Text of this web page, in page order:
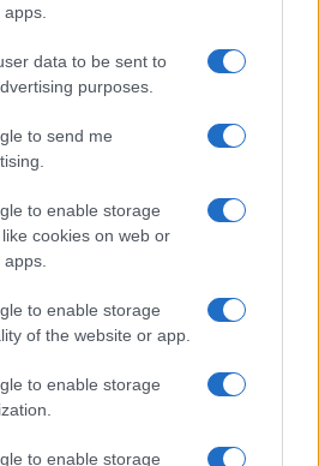
data to be sent to
purposes.
to send me
to enable storage
cookies on web or
to enable storage
of the website or app.
to enable storage
to enable storage